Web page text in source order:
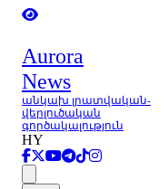
Aurora
News
անկախ լրատվական-
վերլուծական
գործակալություն
HY